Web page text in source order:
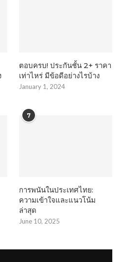
ตอบครบ! ประกันชั้น 2+ ราคา
เท่าไหร่ มีข้อดีอย่างไรบ้าง
January 1, 2024
7
การพนันในประเทศไทย:
ความเข้าใจและแนวโน้ม
ล่าสุด
June 10, 2025